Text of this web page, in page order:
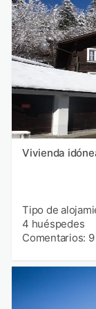
Vivienda
Tipo de
4 huéspedes
Comentarios: 9